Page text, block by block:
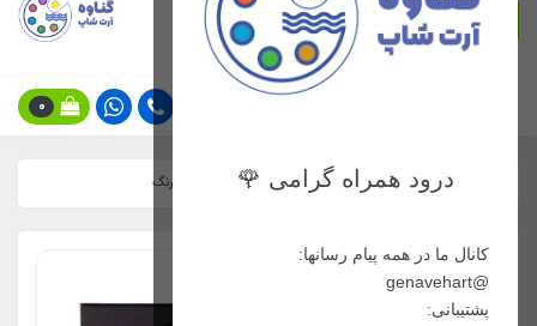
درود همراه گرامی 🌹
کانال ما در همه پیام رسانها:
@genavehart
پشتیبانی:
جستجو
0
فهرست محصولات رنگ روغن رامبراند ست پرتره 10 رنگ